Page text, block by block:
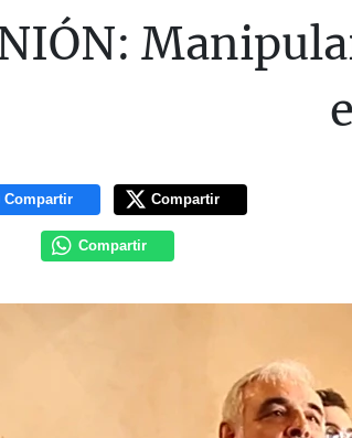
Compartir Compartir
Compartir